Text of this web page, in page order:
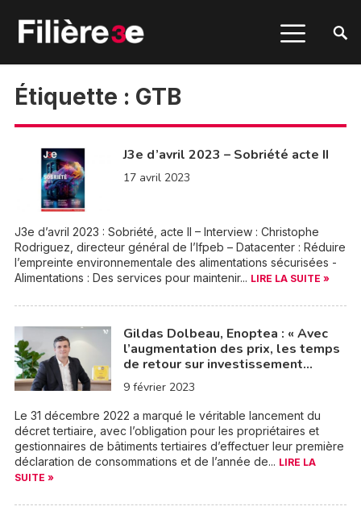
Étiquette : GTB
J3e d’avril 2023 – Sobriété acte II
17 avril 2023
J3e d’avril 2023 : Sobriété, acte II – Interview : Christophe
Rodriguez, directeur général de l’Ifpeb – Datacenter : Réduire
l’empreinte environnementale des alimentations sécurisées -
Alimentations : Des services pour maintenir... LIRE LA SUITE »
Gildas Dolbeau, Enoptea : « Avec
l’augmentation des prix, les temps
de retour sur investissement…
9 février 2023
Le 31 décembre 2022 a marqué le véritable lancement du
décret tertiaire, avec l’obligation pour les propriétaires et
gestionnaires de bâtiments tertiaires d’effectuer leur première
déclaration de consommations et de l’année de... LIRE LA
SUITE »